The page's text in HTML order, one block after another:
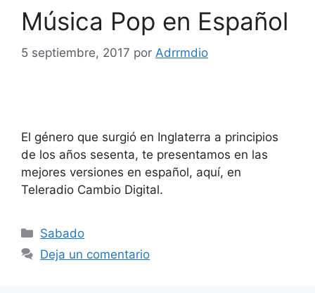
Música Pop en Español
5 septiembre, 2017 por Adrrmdio
El género que surgió en Inglaterra a principios
de los años sesenta, te presentamos en las
mejores versiones en español, aquí, en
Teleradio Cambio Digital.
Categorías
Sabado
Deja un comentario